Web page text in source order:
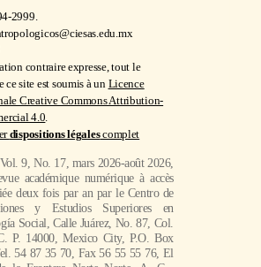
2999.
contraire expresse, tout le
ce site est soumis à un Licence
Creative Commons Attribution-
4.0.
dispositions légalescomplet
9, No. 17, mars 2026-août 2026,
académique numérique à accès
deux fois par an par le Centro de
y Estudios Superiores en
Social, Calle Juárez, No. 87, Col.
P. 14000, Mexico City, P.O. Box
54 87 35 70, Fax 56 55 55 76, El